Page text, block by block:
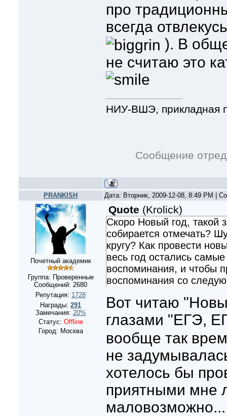
про
всегда
). В
не считаю это
НИУ-ВШЭ, прикладная
Сообщение
PRANKISH Дата: Вторник, 2009-12-08, 8:49 PM |
Почетный академик
Группа: Проверенные
Сообщений: 2680
Репутация: 1728
Награды: 291
Замечания: 20%
Статус: Offline
Город: Москва
Quote (Krolick)
Скоро Новый год, такой
собирается отмечать?
кругу? Как провести
весь год остались
воспоминания, и чтобы
воспоминания со
Вот читаю
глазами "ЕГЭ,
вообще так
не
хотелось бы
приятными мне
маловозможно...